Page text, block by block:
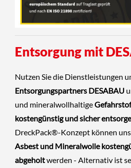
Entsorgung mit
Nutzen Sie die Dienstleistungen
Entsorgungspartners DESABAU
und mineralwollhaltige
kostengünstig und sicher
DreckPack®-Konzept können
Asbest und Mineralwolle
abgeholtwerden - Alternativ ist